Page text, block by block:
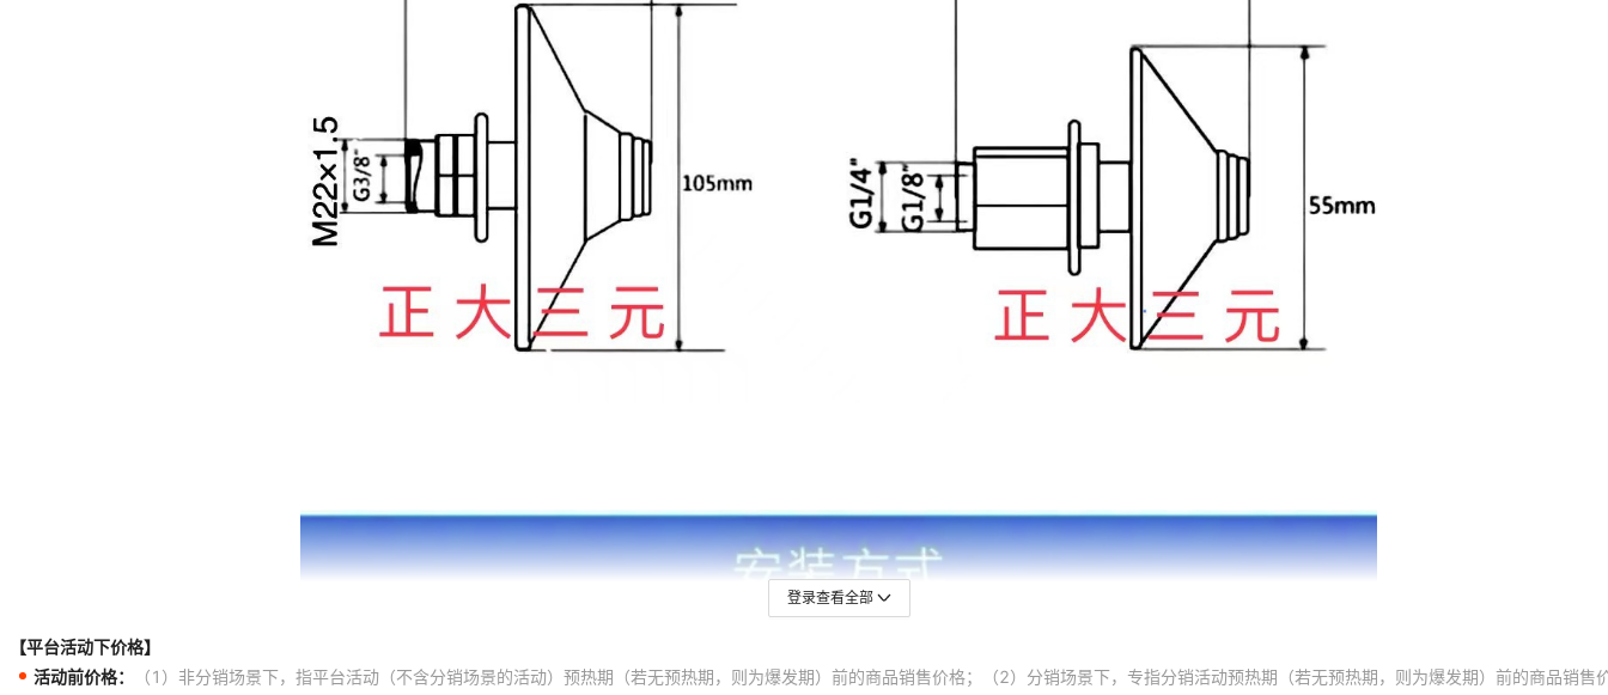
登录查看全部
【平台活动下价格】
活动前价格：
（1）非分销场景下，指平台活动（不含分销场景的活动）预热期（若无预热期，则为爆发期）前的商品销售价格；（2）分销场景下，专指分销活动预热期（若无预热期，则为爆发期）前的商品销售